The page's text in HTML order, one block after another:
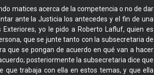
matices acerca de la competencia o no de dar
ante la Justicia los antecedes y el fin de una
yo le pido a Roberto Lafluf, quien es
que se junte tanto con la subsecretaria de
que se pongan de acuerdo en qué van a hacer
posteriormente la subsecretaria dice que
que trabaja con ella en estos temas, y que ella